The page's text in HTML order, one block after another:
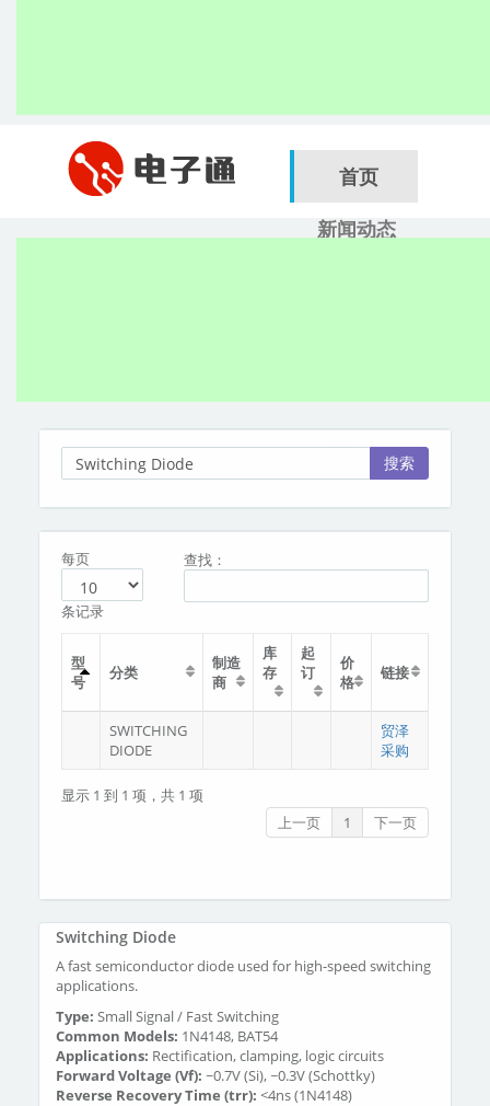
首页
新闻动态
服务商
搜索
每页
条记录
查找：
型
号
分类
制造
商
库
存
起
订
价
格
链接
SWITCHING
DIODE
贸泽
采购
显示 1 到 1 项，共 1 项
上一页
1 下一页
Switching Diode
A fast semiconductor diode used for high-speed switching
applications.
Type: Small Signal / Fast Switching
Common Models: 1N4148, BAT54
Applications: Rectification, clamping, logic circuits
Forward Voltage (Vf): ~0.7V (Si), ~0.3V (Schottky)
Reverse Recovery Time (trr): <4ns (1N4148)